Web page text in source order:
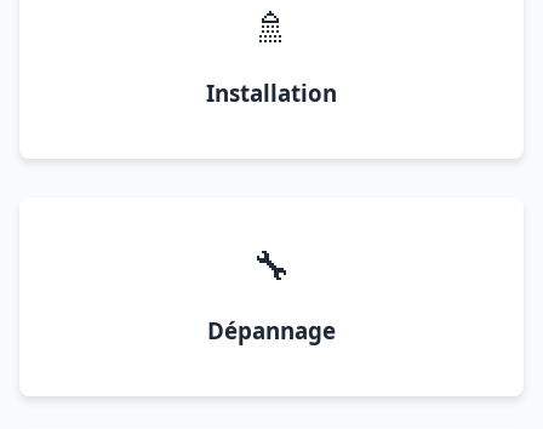
🚿
Installation
🔧
Dépannage